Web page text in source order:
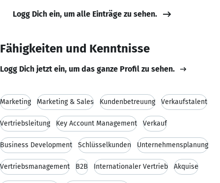
Logg Dich ein, um alle Einträge zu sehen.
Fähigkeiten und Kenntnisse
Logg Dich jetzt ein, um das ganze Profil zu sehen.
Marketing Marketing & Sales Kundenbetreuung Verkaufstalent
Vertriebsleitung Key Account Management Verkauf
Business Development Schlüsselkunden Unternehmensplanung
Vertriebsmanagement B2B Internationaler Vertrieb Akquise